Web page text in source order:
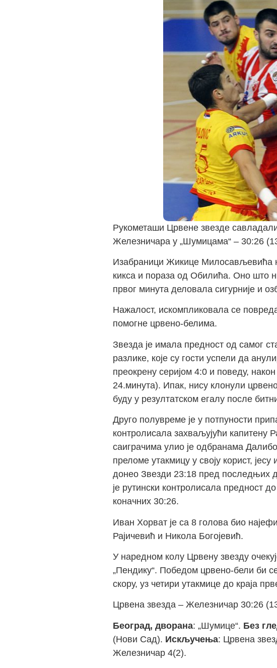
Рукометаши Црвене звезде
Железничара у „Шумицама“ – 30:26
Изабраници Жикице Милосављевића
кикса и пораза од Обилића. Оно што
првог минута деловала сигурније и
Нажалост, искомпликовала се
помогне црвено-белима.
Звезда је имала предност од самог
разлике, које су гости успели да
преокрену серијом 4:0 и поведу,
24.минута). Ипак, нису клонули
буду у резултатском егалу после
Друго полувреме је у потпуности
контролисала захваљујући капитену
саиграчима улио је одбранама
преломе утакмицу у своју корист,
донео Звезди 23:18 пред последњих
је рутински контролисала предност
коначних 30:26.
Иван Хорват је са 8 голова био
Рајичевић и Никола Богојевић.
У наредном колу Црвену звезду
„Пендику“. Победом црвено-бели би
скору, уз четири утакмице до краја
Црвена звезда – Железничар 30:26
Београд, дворана: „Шумице“. Без
(Нови Сад). Искључења: Црвена
Железничар 4(2).